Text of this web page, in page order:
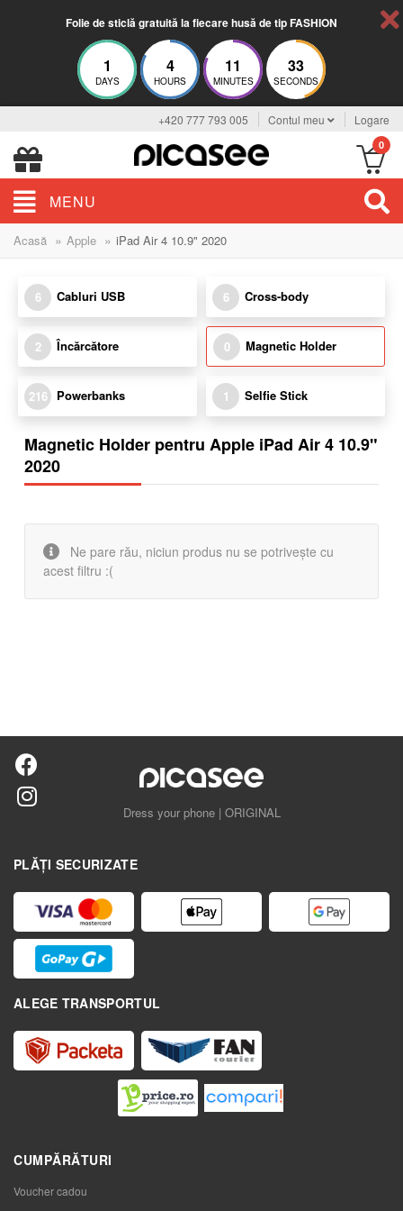
Folie de sticlă gratuită la fiecare husă de tip FASHION
1
DAYS
4
HOURS
11
MINUTES
33
SECONDS
+420 777 793 005 Contul meu Logare
0
MENU
Acasă » Apple » iPad Air 4 10.9" 2020
6 Cabluri USB 6 Cross-body
2 Încărcătore 0 Magnetic Holder
216 Powerbanks 1 Selfie Stick
Magnetic Holder pentru Apple iPad Air 4 10.9"
2020
Ne pare rău, niciun produs nu se potrivește cu
acest filtru :(
Dress your phone | ORIGINAL
PLĂȚI SECURIZATE
ALEGE TRANSPORTUL
CUMPĂRĂTURI
Voucher cadou